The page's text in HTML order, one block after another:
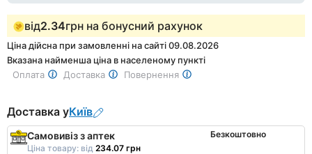
від2.34грн на бонусний рахунок
Ціна дійсна при замовленні на сайті 09.08.2026
Вказана найменша ціна в населеному пункті
Оплата
Доставка Повернення
Доставка уКиїв
Самовивіз з аптек
Ціна товару: від 234.07 грн
Безкоштовно